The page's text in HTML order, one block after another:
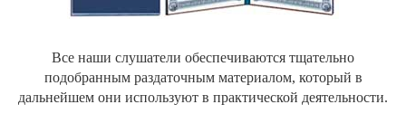
Все наши слушатели обеспечиваются тщательно
подобранным раздаточным материалом, который в
дальнейшем они используют в практической деятельности.